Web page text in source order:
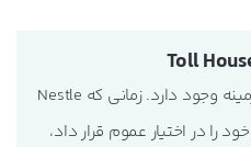
نمونه های بسیار زیادی در این زمینه وجود دارد. زمانی که Nestle
در اختیار عموم قرار داد،